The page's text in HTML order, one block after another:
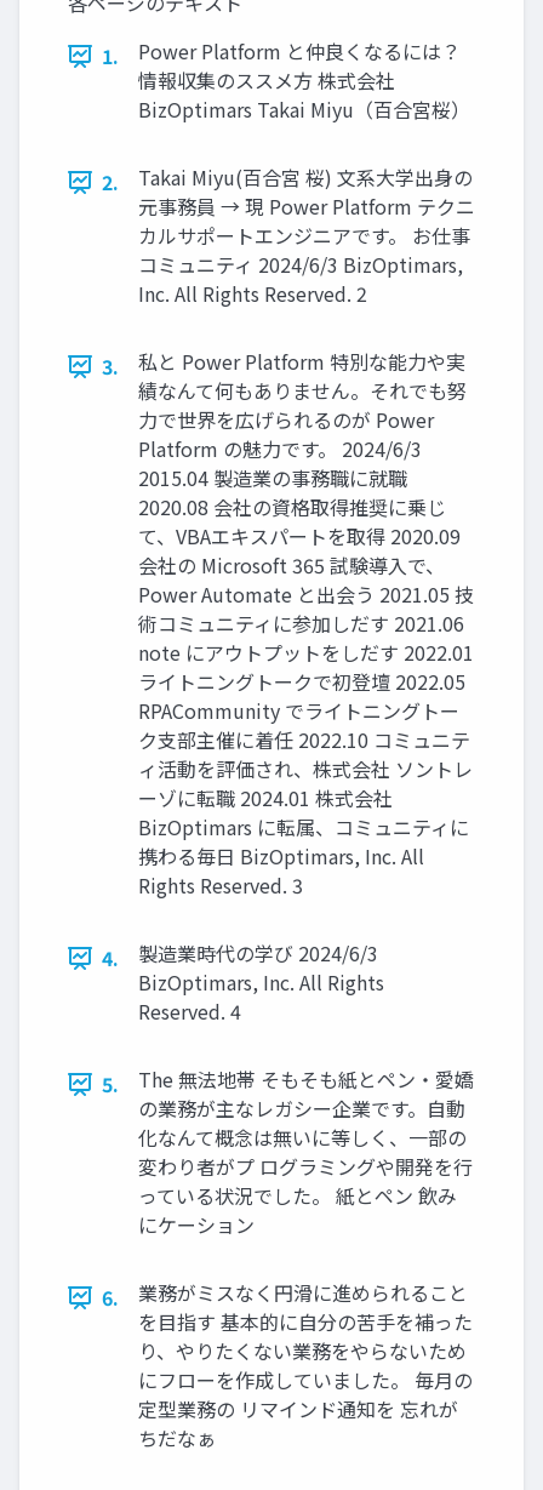
1.
Power Platform と仲良くなるには？
情報収集のススメ方 株式会社
BizOptimars Takai Miyu（百合宮桜）
2.
Takai Miyu(百合宮 桜) 文系大学出身の
元事務員 → 現 Power Platform テクニ
カルサポートエンジニアです。 お仕事
コミュニティ 2024/6/3 BizOptimars,
Inc. All Rights Reserved. 2
3.
私と Power Platform 特別な能力や実
績なんて何もありません。それでも努
力で世界を広げられるのが Power
Platform の魅力です。 2024/6/3
2015.04 製造業の事務職に就職
2020.08 会社の資格取得推奨に乗じ
て、VBAエキスパートを取得 2020.09
会社の Microsoft 365 試験導入で、
Power Automate と出会う 2021.05 技
術コミュニティに参加しだす 2021.06
note にアウトプットをしだす 2022.01
ライトニングトークで初登壇 2022.05
RPACommunity でライトニングトー
ク支部主催に着任 2022.10 コミュニテ
ィ活動を評価され、株式会社 ソントレ
ーゾに転職 2024.01 株式会社
BizOptimars に転属、コミュニティに
携わる毎日 BizOptimars, Inc. All
Rights Reserved. 3
4.
製造業時代の学び 2024/6/3
BizOptimars, Inc. All Rights
Reserved. 4
5.
The 無法地帯 そもそも紙とペン・愛嬌
の業務が主なレガシー企業です。自動
化なんて概念は無いに等しく、一部の
変わり者がプ ログラミングや開発を行
っている状況でした。 紙とペン 飲み
にケーション
6.
業務がミスなく円滑に進められること
を目指す 基本的に自分の苦手を補った
り、やりたくない業務をやらないため
にフローを作成していました。 毎月の
定型業務の リマインド通知を 忘れが
ちだなぁ